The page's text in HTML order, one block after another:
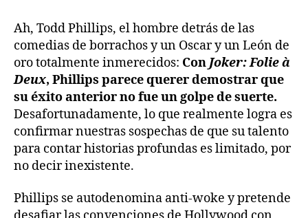
Ah, Todd Phillips, el hombre detrás de las
comedias de borrachos y un Oscar y un León de
oro totalmente inmerecidos: Con Joker: Folie à
Deux, Phillips parece querer demostrar que
su éxito anterior no fue un golpe de suerte.
Desafortunadamente, lo que realmente logra es
confirmar nuestras sospechas de que su talento
para contar historias profundas es limitado, por
no decir inexistente.
Phillips se autodenomina anti-woke y pretende